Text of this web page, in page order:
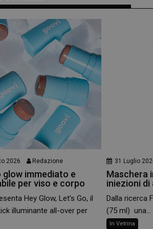
2026 Redazione
immediato e
per viso e corpo
Hey Glow, Let’s Go, il
illuminante all-over per
31 Luglio
Maschera
iniezioni
Dalla ricerca
(75 ml) una...
In Vetrina
_ga_YJ0035S3E9